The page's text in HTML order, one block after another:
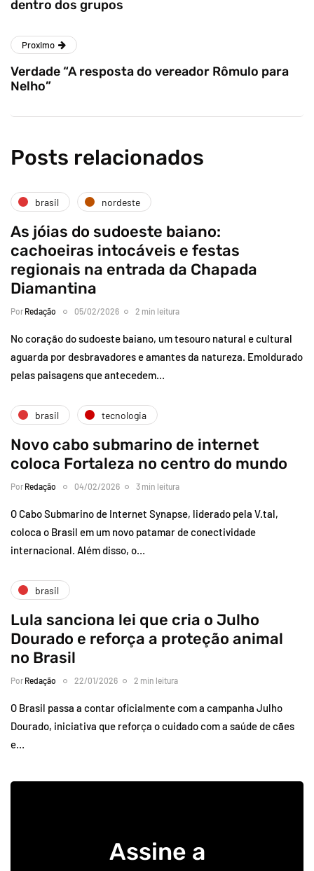
dentro dos grupos
Proximo
Verdade “A resposta do vereador Rômulo para
Nelho”
Posts relacionados
brasil nordeste
As jóias do sudoeste baiano:
cachoeiras intocáveis e festas
regionais na entrada da Chapada
Diamantina
Por Redação 05/02/2026 2 min leitura
No coração do sudoeste baiano, um tesouro natural e cultural
aguarda por desbravadores e amantes da natureza. Emoldurado
pelas paisagens que antecedem…
brasil tecnologia
Novo cabo submarino de internet
coloca Fortaleza no centro do mundo
Por Redação 04/02/2026 3 min leitura
O Cabo Submarino de Internet Synapse, liderado pela V.tal,
coloca o Brasil em um novo patamar de conectividade
internacional. Além disso, o…
brasil
Lula sanciona lei que cria o Julho
Dourado e reforça a proteção animal
no Brasil
Por Redação 22/01/2026 2 min leitura
O Brasil passa a contar oficialmente com a campanha Julho
Dourado, iniciativa que reforça o cuidado com a saúde de cães
e…
Assine a